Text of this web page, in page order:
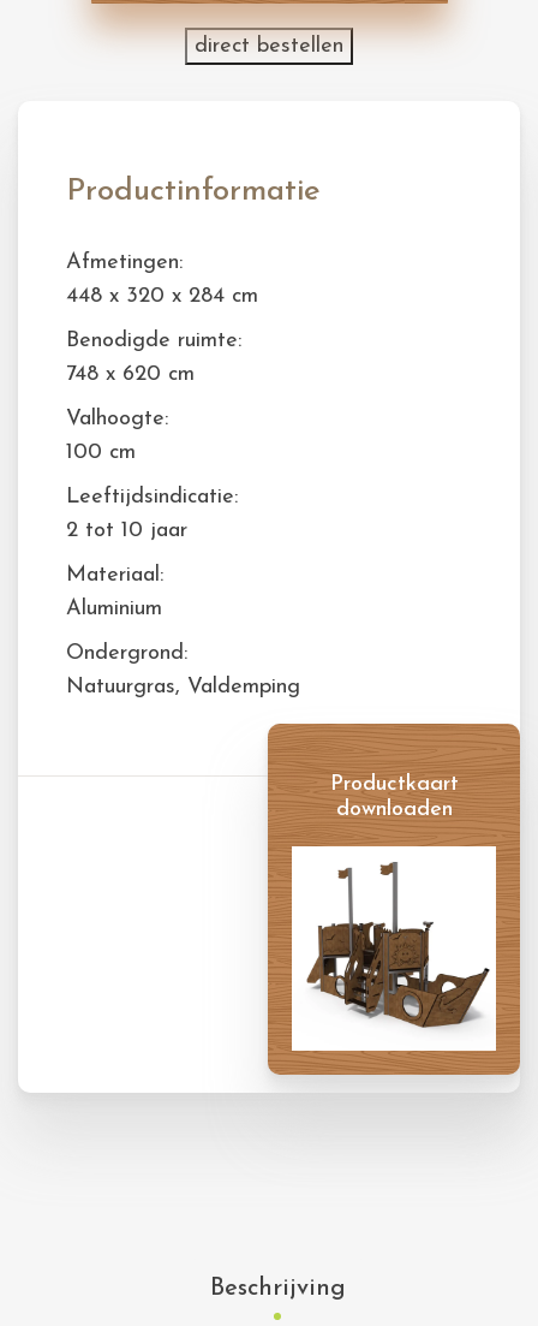
direct bestellen
Productinformatie
Afmetingen:
448 x 320 x 284 cm
Benodigde ruimte:
748 x 620 cm
Valhoogte:
100 cm
Leeftijdsindicatie:
2 tot 10 jaar
Materiaal:
Aluminium
Ondergrond:
Natuurgras, Valdemping
Productkaart
downloaden
Beschrijving